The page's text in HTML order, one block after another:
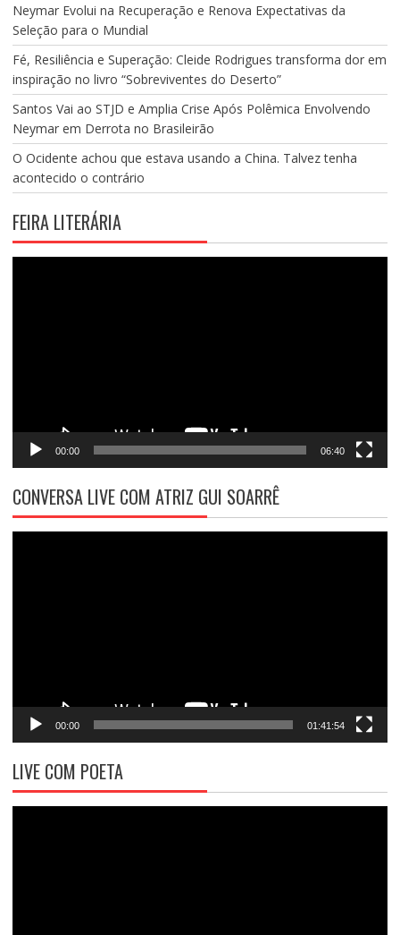
Neymar Evolui na Recuperação e Renova Expectativas da
Seleção para o Mundial
Fé, Resiliência e Superação: Cleide Rodrigues transforma dor em
inspiração no livro “Sobreviventes do Deserto”
Santos Vai ao STJD e Amplia Crise Após Polêmica Envolvendo
Neymar em Derrota no Brasileirão
O Ocidente achou que estava usando a China. Talvez tenha
acontecido o contrário
FEIRA LITERÁRIA
00:00 06:40
CONVERSA LIVE COM ATRIZ GUI SOARRÊ
00:00 01:41:54
LIVE COM POETA